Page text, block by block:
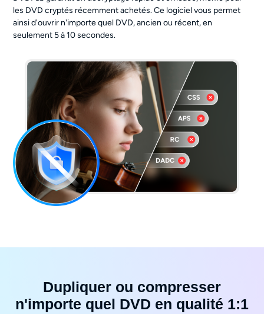
les DVD cryptés récemment achetés. Ce logiciel vous permet
ainsi d'ouvrir n'importe quel DVD, ancien ou récent, en
seulement 5 à 10 secondes.
Dupliquer ou compresser
n'importe quel DVD en qualité 1:1